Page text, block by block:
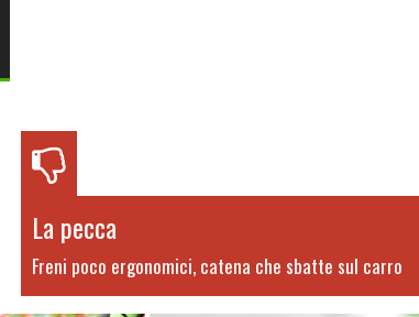
La pecca
Freni poco ergonomici, catena che sbatte sul carro